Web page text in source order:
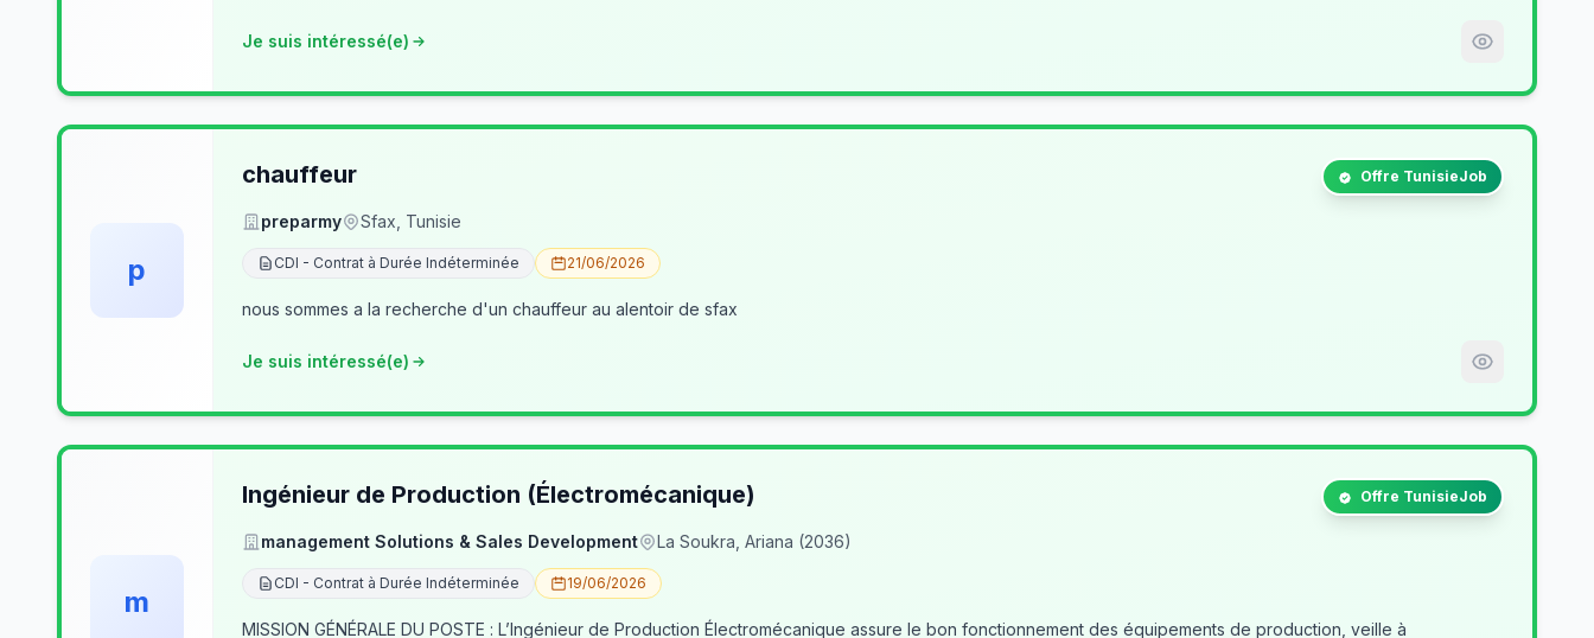
Je suis intéressé(e)
p
chauffeur Offre TunisieJob
preparmy Sfax, Tunisie
CDI - Contrat à Durée Indéterminée 21/06/2026
nous sommes a la recherche d'un chauffeur au alentoir de sfax
Je suis intéressé(e)
m
Ingénieur de Production (Électromécanique) Offre TunisieJob
management Solutions & Sales Development La Soukra, Ariana (2036)
CDI - Contrat à Durée Indéterminée 19/06/2026
MISSION GÉNÉRALE DU POSTE : L’Ingénieur de Production Électromécanique assure le bon fonctionnement des équipements de production, veille à